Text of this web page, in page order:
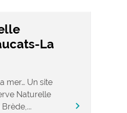
La
mer… Un site
Naturelle
chevron_right